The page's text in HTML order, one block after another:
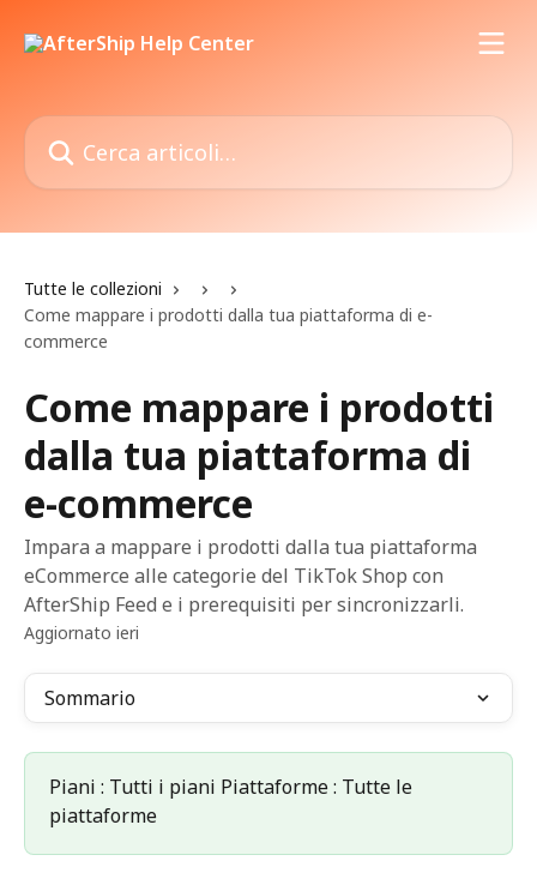
Cerca articoli…
Tutte le collezioni
Come mappare i prodotti dalla tua piattaforma di e-
commerce
Come mappare i prodotti
dalla tua piattaforma di
e-commerce
Impara a mappare i prodotti dalla tua piattaforma
eCommerce alle categorie del TikTok Shop con
AfterShip Feed e i prerequisiti per sincronizzarli.
Aggiornato ieri
Sommario
Piani : Tutti i piani Piattaforme : Tutte le
piattaforme